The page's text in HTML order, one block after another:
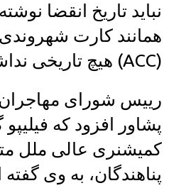
نباید تاریخ انقضا
همانند کارت
(ACC) هیچ تاریخی نداشته باشد.
رییس شورای مهاجران
پشاور افزود که
کمیشنری عالی ملل
پناهندگان، به وی